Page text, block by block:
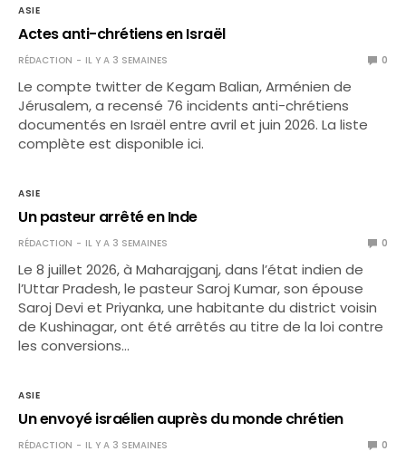
ASIE
Actes anti-chrétiens en Israël
RÉDACTION IL Y A 3 SEMAINES 0
Le compte twitter de Kegam Balian, Arménien de
Jérusalem, a recensé 76 incidents anti-chrétiens
documentés en Israël entre avril et juin 2026. La liste
complète est disponible ici.
ASIE
Un pasteur arrêté en Inde
RÉDACTION IL Y A 3 SEMAINES 0
Le 8 juillet 2026, à Maharajganj, dans l’état indien de
l’Uttar Pradesh, le pasteur Saroj Kumar, son épouse
Saroj Devi et Priyanka, une habitante du district voisin
de Kushinagar, ont été arrêtés au titre de la loi contre
les conversions…
ASIE
Un envoyé israélien auprès du monde chrétien
RÉDACTION IL Y A 3 SEMAINES 0